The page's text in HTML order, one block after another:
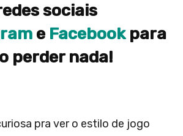
sociais
e Facebookpara
perder nada!
pra ver o estilo de jogo